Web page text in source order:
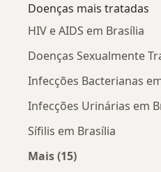
Doenças mais tratadas
HIV e AIDS em Brasília
Doenças Sexualmente
Infecções Bacterianas
Infecções Urinárias em
Sífilis em Brasília
Mais (15)